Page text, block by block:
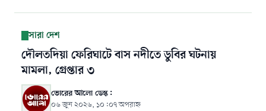
সারা দেশ
দৌলতদিয়া ফেরিঘাটে বাস নদীতে ডুবির ঘটনায়
মামলা, গ্রেপ্তার ৩
ভোরের আলো ডেস্ক:
০৬ জুন ২০২৬, ১০:০৭ অপরাহ্ন